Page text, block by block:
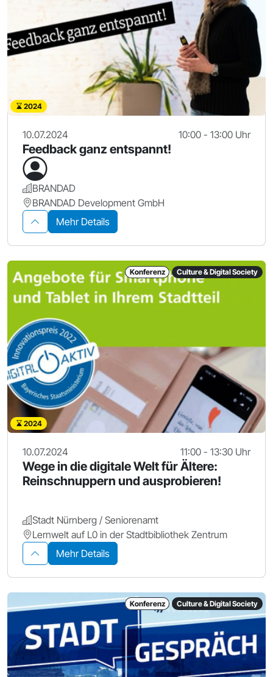
2024
10.07.2024 10:00 - 13:00 Uhr
Feedback ganz entspannt!
BRANDAD
BRANDAD Development GmbH
Mehr Details
Konferenz Culture & Digital Society
2024
10.07.2024 11:00 - 13:30 Uhr
Wege in die digitale Welt für Ältere:
Reinschnuppern und ausprobieren!
Stadt Nürnberg / Seniorenamt
Lernwelt auf L0 in der Stadtbibliothek Zentrum
Mehr Details
Konferenz Culture & Digital Society